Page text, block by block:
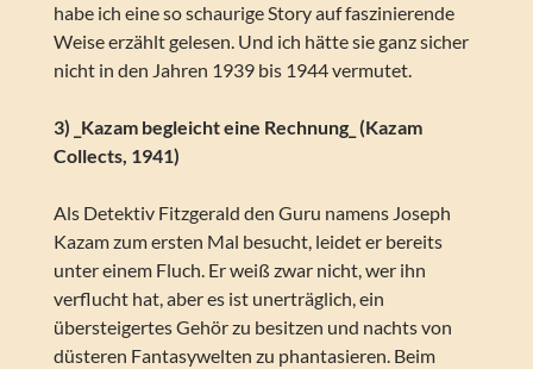
habe ich eine so schaurige Story auf faszinierende
Weise erzählt gelesen. Und ich hätte sie ganz sicher
nicht in den Jahren 1939 bis 1944 vermutet.
3) _Kazam begleicht eine Rechnung_ (Kazam
Collects, 1941)
Als Detektiv Fitzgerald den Guru namens Joseph
Kazam zum ersten Mal besucht, leidet er bereits
unter einem Fluch. Er weiß zwar nicht, wer ihn
verflucht hat, aber es ist unerträglich, ein
übersteigertes Gehör zu besitzen und nachts von
düsteren Fantasywelten zu phantasieren. Beim